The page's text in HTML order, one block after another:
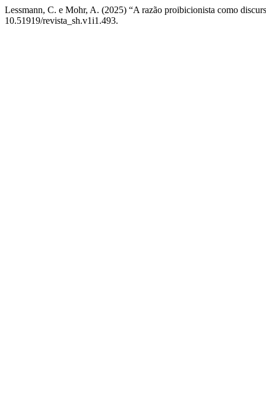
Lessmann, C. e Mohr, A. (2025) “A razão proibicionista como
10.51919/revista_sh.v1i1.493.